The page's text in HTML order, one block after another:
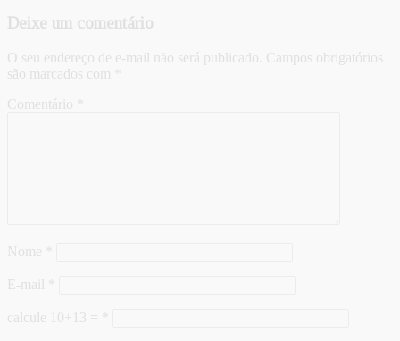
Deixe um comentário
O seu endereço de e-mail não será publicado. Campos obrigatórios
são marcados com
Comentário
Nome
E-mail
calcule 10+13 =